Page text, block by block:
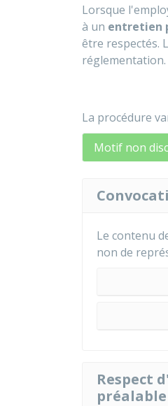
Lorsque
à un entretien
être respectés.
réglementation.
La procédure
Motif non
Le contenu
non de
Respect
préalable